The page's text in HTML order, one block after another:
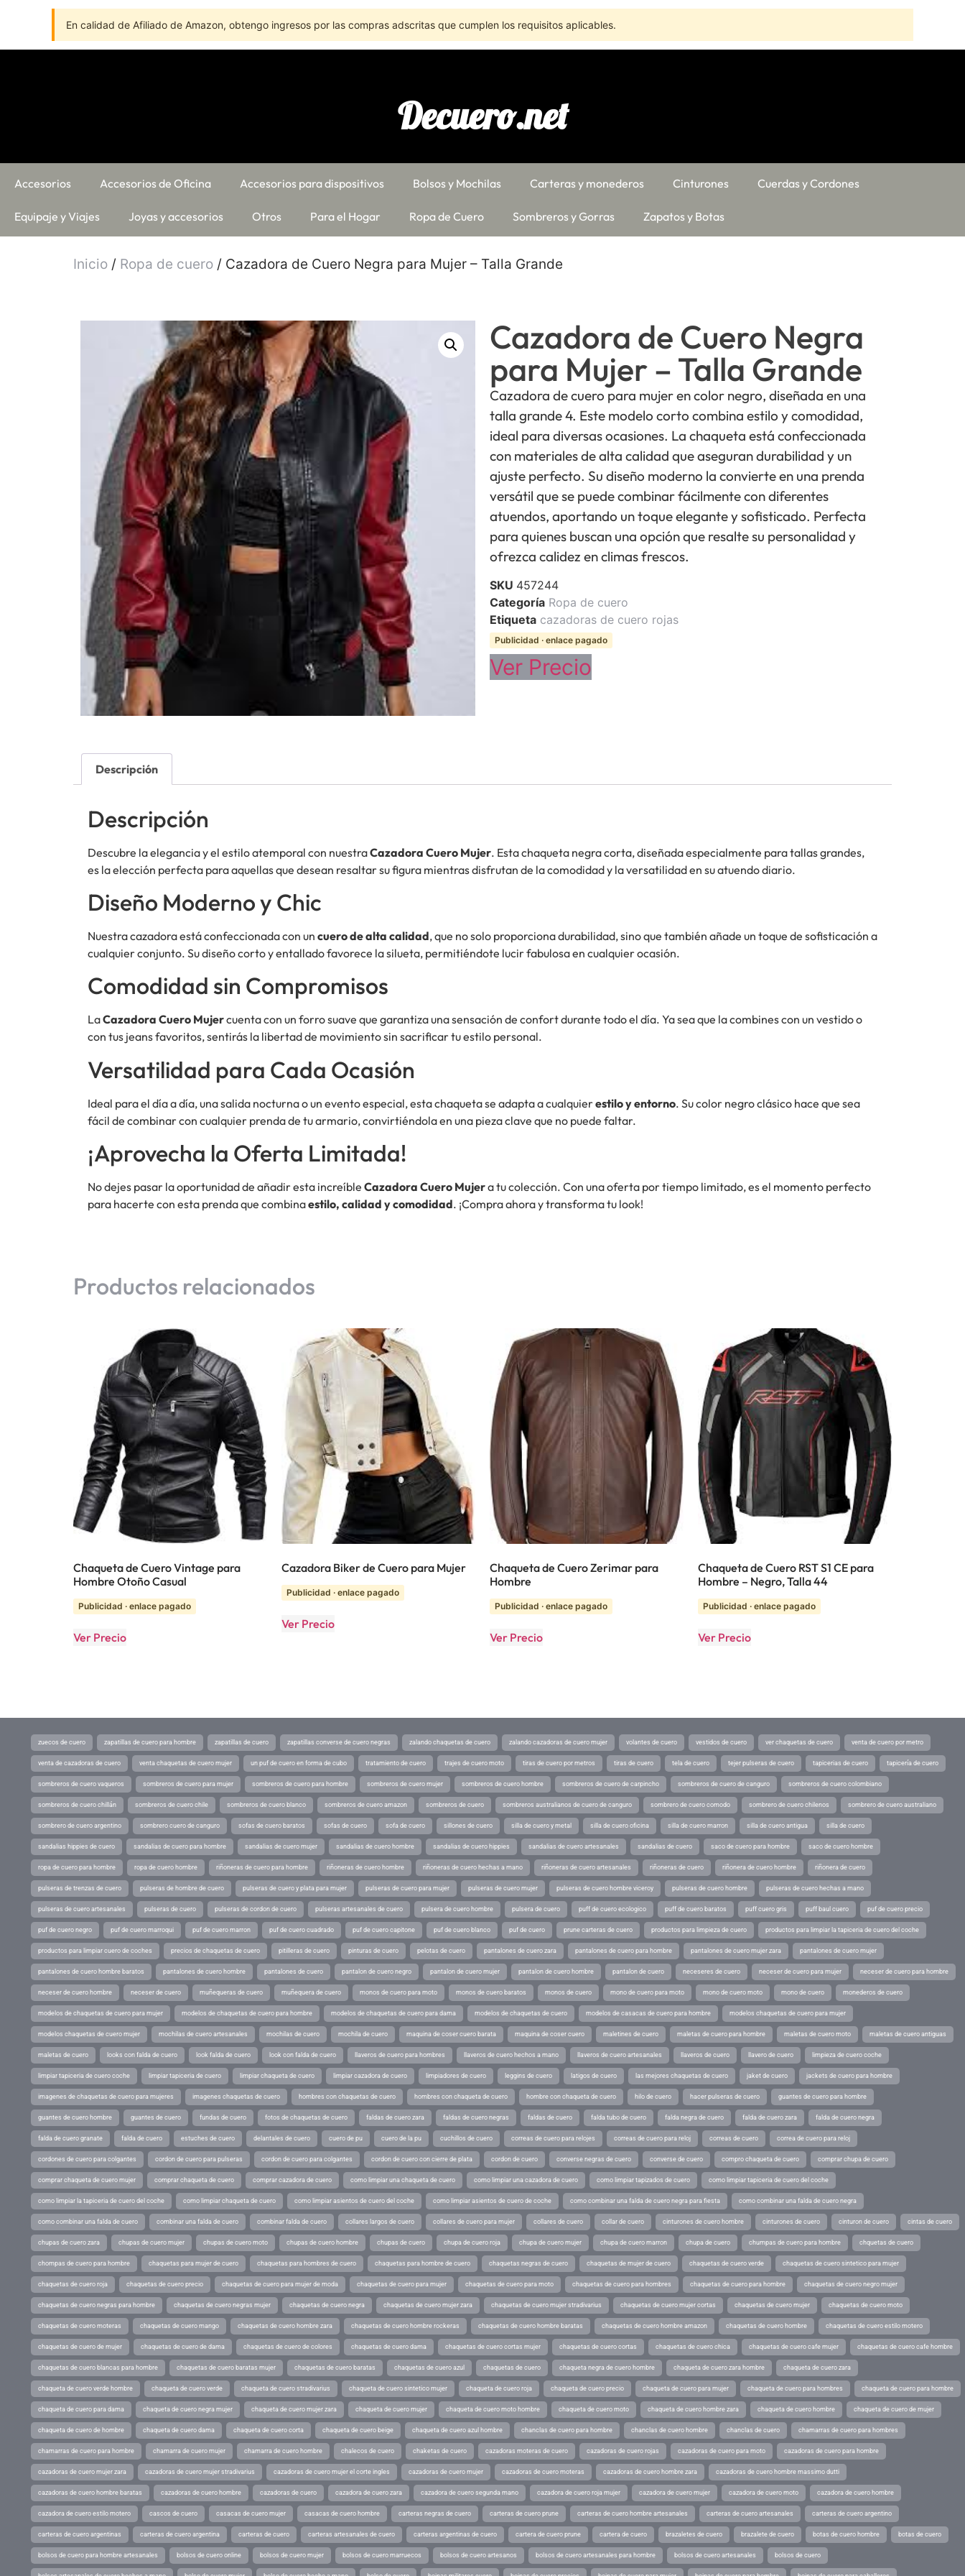
En calidad de Afiliado de Amazon, obtengo ingresos por las compras adscritas que cumplen los requisitos aplicables.
Decuero.net
Accesorios Accesorios de Oficina Accesorios para dispositivos Bolsos y Mochilas Carteras y monederos Cinturones Cuerdas y Cordones
Equipaje y Viajes Joyas y accesorios Otros Para el Hogar Ropa de Cuero Sombreros y Gorras Zapatos y Botas
Inicio / Ropa de cuero / Cazadora de Cuero Negra para Mujer – Talla Grande
Cazadora de Cuero Negra
para Mujer – Talla Grande
Cazadora de cuero para mujer en color negro, diseñada en una
talla grande 4. Este modelo corto combina estilo y comodidad,
ideal para diversas ocasiones. La chaqueta está confeccionada
con materiales de alta calidad que aseguran durabilidad y un
ajuste perfecto. Su diseño moderno la convierte en una prenda
versátil que se puede combinar fácilmente con diferentes
atuendos, aportando un toque elegante y sofisticado. Perfecta
para quienes buscan una opción que resalte su personalidad y
ofrezca calidez en climas frescos.
SKU 457244
Categoría Ropa de cuero
Etiqueta cazadoras de cuero rojas
Publicidad · enlace pagado
Ver Precio
Descripción
Descripción
Descubre la elegancia y el estilo atemporal con nuestraCazadora Cuero Mujer. Esta chaqueta negra corta, diseñada especialmente para tallas grandes,
es la elección perfecta para aquellas que desean resaltar su figura mientras disfrutan de la comodidad y la versatilidad en su atuendo diario.
Diseño Moderno y Chic
Nuestra cazadora está confeccionada con un cuero de alta calidad, que no solo proporciona durabilidad, sino que también añade un toque de sofisticación a
cualquier conjunto. Su diseño corto y entallado favorece la silueta, permitiéndote lucir fabulosa en cualquier ocasión.
Comodidad sin Compromisos
LaCazadora Cuero Mujercuenta con un forro suave que garantiza una sensación de confort durante todo el día. Ya sea que la combines con un vestido o
con tus jeans favoritos, sentirás la libertad de movimiento sin sacrificar tu estilo personal.
Versatilidad para Cada Ocasión
Ideal para el día a día, una salida nocturna o un evento especial, esta chaqueta se adapta a cualquierestilo y entorno. Su color negro clásico hace que sea
fácil de combinar con cualquier prenda de tu armario, convirtiéndola en una pieza clave que no puede faltar.
¡Aprovecha la Oferta Limitada!
No dejes pasar la oportunidad de añadir esta increíble Cazadora Cuero Mujera tu colección. Con una oferta por tiempo limitado, es el momento perfecto
para hacerte con esta prenda que combinaestilo, calidad y comodidad. ¡Compra ahora y transforma tu look!
Productos relacionados
Chaqueta de Cuero Vintage para
Hombre Otoño Casual
Publicidad · enlace pagado
Ver Precio
Cazadora Biker de Cuero para Mujer
Publicidad · enlace pagado
Ver Precio
Chaqueta de Cuero Zerimar para
Hombre
Publicidad · enlace pagado
Ver Precio
Chaqueta de Cuero RST S1 CE para
Hombre – Negro, Talla 44
Publicidad · enlace pagado
Ver Precio
zuecos de cuero zapatillas de cuero para hombre zapatillas de cuero zapatillas converse de cuero negras zalando chaquetas de cuero zalando cazadoras de cuero mujer volantes de cuero vestidos de cuero ver chaquetas de cuero venta de cuero por metro
venta de cazadoras de cuero venta chaquetas de cuero mujer un puf de cuero en forma de cubo tratamiento de cuero trajes de cuero moto tiras de cuero por metros tiras de cuero tela de cuero tejer pulseras de cuero tapicerias de cuero tapicería de cuero
sombreros de cuero vaqueros sombreros de cuero para mujer sombreros de cuero para hombre sombreros de cuero mujer sombreros de cuero hombre sombreros de cuero de carpincho sombreros de cuero de canguro sombreros de cuero colombiano
sombreros de cuero chillán sombreros de cuero chile sombreros de cuero blanco sombreros de cuero amazon sombreros de cuero sombreros australianos de cuero de canguro sombrero de cuero comodo sombrero de cuero chilenos sombrero de cuero australiano
sombrero de cuero argentino sombrero cuero de canguro sofas de cuero baratos sofas de cuero sofa de cuero sillones de cuero silla de cuero y metal silla de cuero oficina silla de cuero marron silla de cuero antigua silla de cuero
sandalias hippies de cuero sandalias de cuero para hombre sandalias de cuero mujer sandalias de cuero hombre sandalias de cuero hippies sandalias de cuero artesanales sandalias de cuero saco de cuero para hombre saco de cuero hombre
ropa de cuero para hombre ropa de cuero hombre riñoneras de cuero para hombre riñoneras de cuero hombre riñoneras de cuero hechas a mano riñoneras de cuero artesanales riñoneras de cuero riñonera de cuero hombre riñonera de cuero
pulseras de trenzas de cuero pulseras de hombre de cuero pulseras de cuero y plata para mujer pulseras de cuero para mujer pulseras de cuero mujer pulseras de cuero hombre viceroy pulseras de cuero hombre pulseras de cuero hechas a mano
pulseras de cuero artesanales pulseras de cuero pulseras de cordon de cuero pulseras artesanales de cuero pulsera de cuero hombre pulsera de cuero puff de cuero ecologico puff de cuero baratos puff cuero gris puff baul cuero puf de cuero precio
puf de cuero negro puf de cuero marroqui puf de cuero marron puf de cuero cuadrado puf de cuero capitone puf de cuero blanco puf de cuero prune carteras de cuero productos para limpieza de cuero productos para limpiar la tapiceria de cuero del coche
productos para limpiar cuero de coches precios de chaquetas de cuero pitilleras de cuero pinturas de cuero pelotas de cuero pantalones de cuero zara pantalones de cuero para hombre pantalones de cuero mujer zara pantalones de cuero mujer
pantalones de cuero hombre baratos pantalones de cuero hombre pantalones de cuero pantalon de cuero negro pantalon de cuero mujer pantalon de cuero hombre pantalon de cuero neceseres de cuero neceser de cuero para mujer neceser de cuero para hombre
neceser de cuero hombre neceser de cuero muñequeras de cuero muñequera de cuero monos de cuero para moto monos de cuero baratos monos de cuero mono de cuero para moto mono de cuero moto mono de cuero monederos de cuero
modelos de chaquetas de cuero para mujer modelos de chaquetas de cuero para hombre modelos de chaquetas de cuero para dama modelos de chaquetas de cuero modelos de casacas de cuero para hombre modelos chaquetas de cuero para mujer
modelos chaquetas de cuero mujer mochilas de cuero artesanales mochilas de cuero mochila de cuero maquina de coser cuero barata maquina de coser cuero maletines de cuero maletas de cuero para hombre maletas de cuero moto maletas de cuero antiguas
maletas de cuero looks con falda de cuero look falda de cuero look con falda de cuero llaveros de cuero para hombres llaveros de cuero hechos a mano llaveros de cuero artesanales llaveros de cuero llavero de cuero limpieza de cuero coche
limpiar tapiceria de cuero coche limpiar tapiceria de cuero limpiar chaqueta de cuero limpiar cazadora de cuero limpiadores de cuero leggins de cuero latigos de cuero las mejores chaquetas de cuero jaket de cuero jackets de cuero para hombre
imagenes de chaquetas de cuero para mujeres imagenes chaquetas de cuero hombres con chaquetas de cuero hombres con chaqueta de cuero hombre con chaqueta de cuero hilo de cuero hacer pulseras de cuero guantes de cuero para hombre
guantes de cuero hombre guantes de cuero fundas de cuero fotos de chaquetas de cuero faldas de cuero zara faldas de cuero negras faldas de cuero falda tubo de cuero falda negra de cuero falda de cuero zara falda de cuero negra
falda de cuero granate falda de cuero estuches de cuero delantales de cuero cuero de pu cuero de la pu cuchillos de cuero correas de cuero para relojes correas de cuero para reloj correas de cuero correa de cuero para reloj
cordones de cuero para colgantes cordon de cuero para pulseras cordon de cuero para colgantes cordon de cuero con cierre de plata cordon de cuero converse negras de cuero converse de cuero compro chaqueta de cuero comprar chupa de cuero
comprar chaqueta de cuero mujer comprar chaqueta de cuero comprar cazadora de cuero como limpiar una chaqueta de cuero como limpiar una cazadora de cuero como limpiar tapizados de cuero como limpiar tapiceria de cuero del coche
como limpiar la tapiceria de cuero del coche como limpiar chaqueta de cuero como limpiar asientos de cuero del coche como limpiar asientos de cuero de coche como combinar una falda de cuero negra para fiesta como combinar una falda de cuero negra
como combinar una falda de cuero combinar una falda de cuero combinar falda de cuero collares largos de cuero collares de cuero para mujer collares de cuero collar de cuero cinturones de cuero hombre cinturones de cuero cinturon de cuero cintas de cuero
chupas de cuero zara chupas de cuero mujer chupas de cuero moto chupas de cuero hombre chupas de cuero chupa de cuero roja chupa de cuero mujer chupa de cuero marron chupa de cuero chumpas de cuero para hombre chquetas de cuero
chompas de cuero para hombre chaquetas para mujer de cuero chaquetas para hombres de cuero chaquetas para hombre de cuero chaquetas negras de cuero chaquetas de mujer de cuero chaquetas de cuero verde chaquetas de cuero sintetico para mujer
chaquetas de cuero roja chaquetas de cuero precio chaquetas de cuero para mujer de moda chaquetas de cuero para mujer chaquetas de cuero para moto chaquetas de cuero para hombres chaquetas de cuero para hombre chaquetas de cuero negro mujer
chaquetas de cuero negras para hombre chaquetas de cuero negras mujer chaquetas de cuero negra chaquetas de cuero mujer zara chaquetas de cuero mujer stradivarius chaquetas de cuero mujer cortas chaquetas de cuero mujer chaquetas de cuero moto
chaquetas de cuero moteras chaquetas de cuero mango chaquetas de cuero hombre zara chaquetas de cuero hombre rockeras chaquetas de cuero hombre baratas chaquetas de cuero hombre amazon chaquetas de cuero hombre chaquetas de cuero estilo motero
chaquetas de cuero de mujer chaquetas de cuero de dama chaquetas de cuero de colores chaquetas de cuero dama chaquetas de cuero cortas mujer chaquetas de cuero cortas chaquetas de cuero chica chaquetas de cuero cafe mujer chaquetas de cuero cafe hombre
chaquetas de cuero blancas para hombre chaquetas de cuero baratas mujer chaquetas de cuero baratas chaquetas de cuero azul chaquetas de cuero chaqueta negra de cuero hombre chaqueta de cuero zara hombre chaqueta de cuero zara
chaqueta de cuero verde hombre chaqueta de cuero verde chaqueta de cuero stradivarius chaqueta de cuero sintetico mujer chaqueta de cuero roja chaqueta de cuero precio chaqueta de cuero para mujer chaqueta de cuero para hombres chaqueta de cuero para hombre
chaqueta de cuero para dama chaqueta de cuero negra mujer chaqueta de cuero mujer zara chaqueta de cuero mujer chaqueta de cuero moto hombre chaqueta de cuero moto chaqueta de cuero hombre zara chaqueta de cuero hombre chaqueta de cuero de mujer
chaqueta de cuero de hombre chaqueta de cuero dama chaqueta de cuero corta chaqueta de cuero beige chaqueta de cuero azul hombre chanclas de cuero para hombre chanclas de cuero hombre chanclas de cuero chamarras de cuero para hombres
chamarras de cuero para hombre chamarra de cuero mujer chamarra de cuero hombre chalecos de cuero chaketas de cuero cazadoras moteras de cuero cazadoras de cuero rojas cazadoras de cuero para moto cazadoras de cuero para hombre
cazadoras de cuero mujer zara cazadoras de cuero mujer stradivarius cazadoras de cuero mujer el corte ingles cazadoras de cuero mujer cazadoras de cuero moteras cazadoras de cuero hombre zara cazadoras de cuero hombre massimo dutti
cazadoras de cuero hombre baratas cazadoras de cuero hombre cazadoras de cuero cazadora de cuero zara cazadora de cuero segunda mano cazadora de cuero roja mujer cazadora de cuero mujer cazadora de cuero moto cazadora de cuero hombre
cazadora de cuero estilo motero cascos de cuero casacas de cuero mujer casacas de cuero hombre carteras negras de cuero carteras de cuero prune carteras de cuero hombre artesanales carteras de cuero artesanales carteras de cuero argentino
carteras de cuero argentinas carteras de cuero argentina carteras de cuero carteras artesanales de cuero carteras argentinas de cuero cartera de cuero prune cartera de cuero brazaletes de cuero brazalete de cuero botas de cuero hombre botas de cuero
bolsos de cuero para hombre artesanales bolsos de cuero online bolsos de cuero mujer bolsos de cuero marruecos bolsos de cuero artesanos bolsos de cuero artesanales para hombre bolsos de cuero artesanales bolsos de cuero